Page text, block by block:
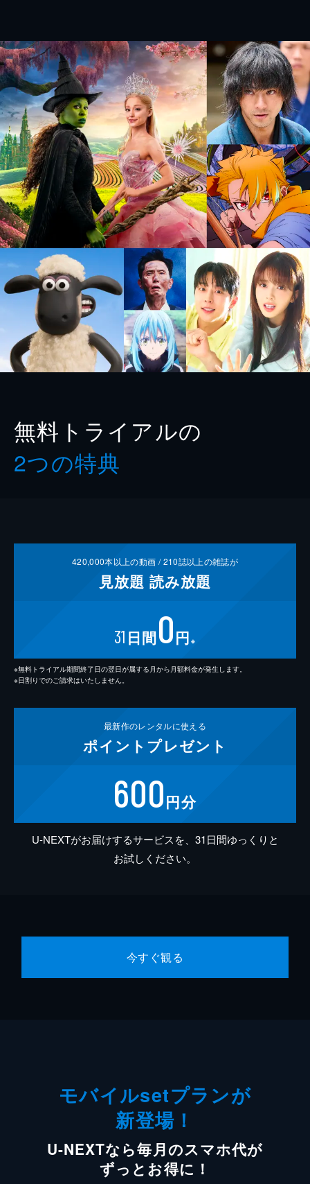
無料トライアルの
2つの特典
420,000本以上の動画 /210誌以上の雑誌が
見放題 読み放題
31 日間0円 ※
※無料トライアル期間終了日の翌日が属する月から月額料金が発生します。
※日割りでのご請求はいたしません。
最新作のレンタルに使える
ポイント プレゼント
600円分
U-NEXTがお届けするサービスを、31日間ゆっくりと
お試しください。
今すぐ観る
モバイルsetプランが
新登場！
U-NEXTなら毎月のスマホ代が
ずっとお得に！